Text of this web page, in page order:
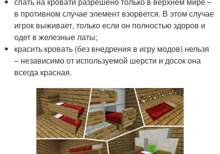
в противном случае элемент взорвется. В этом случае
игрок выживает, только если он полностью здоров и
одет в железные латы;
красить кровать (без внедрения в игру модов) нельзя
– независимо от используемой шерсти и досок она
всегда красная.